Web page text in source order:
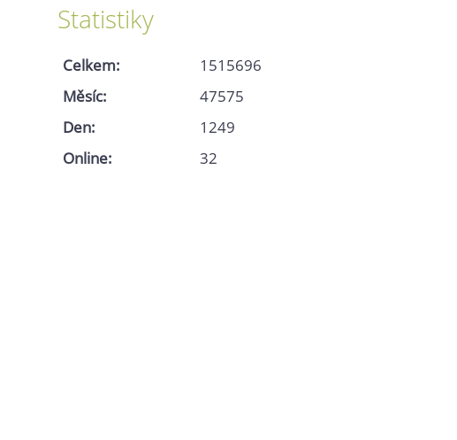
Statistiky
Online: 32
Celkem:
1515696
Měsíc:
47575
Den:
1249